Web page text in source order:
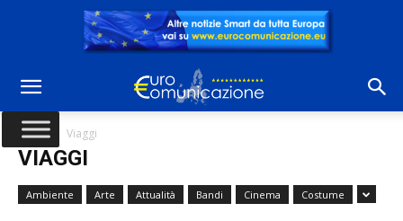
Home Viaggi
VIAGGI
Ambiente Arte Attualità Bandi Cinema Costume